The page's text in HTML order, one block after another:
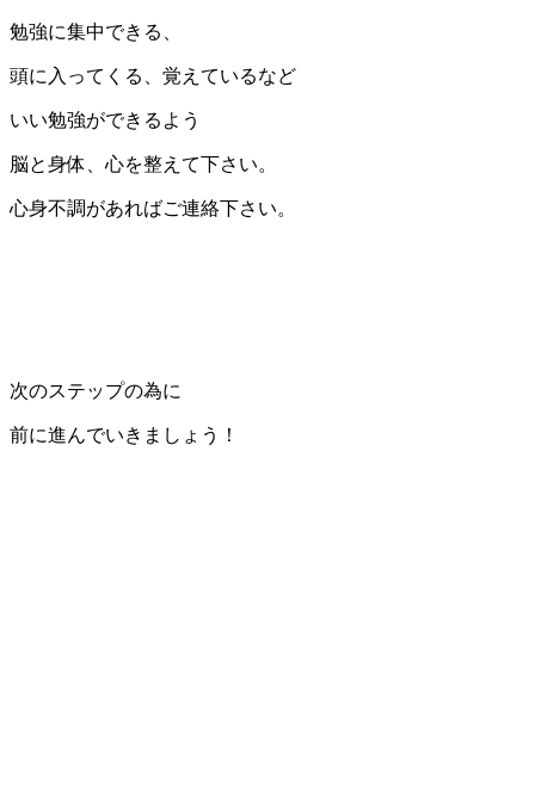
勉強に集中できる、
頭に入ってくる、覚えているなど
いい勉強ができるよう
脳と身体、心を整えて下さい。
心身不調があればご連絡下さい。
次のステップの為に
前に進んでいきましょう！